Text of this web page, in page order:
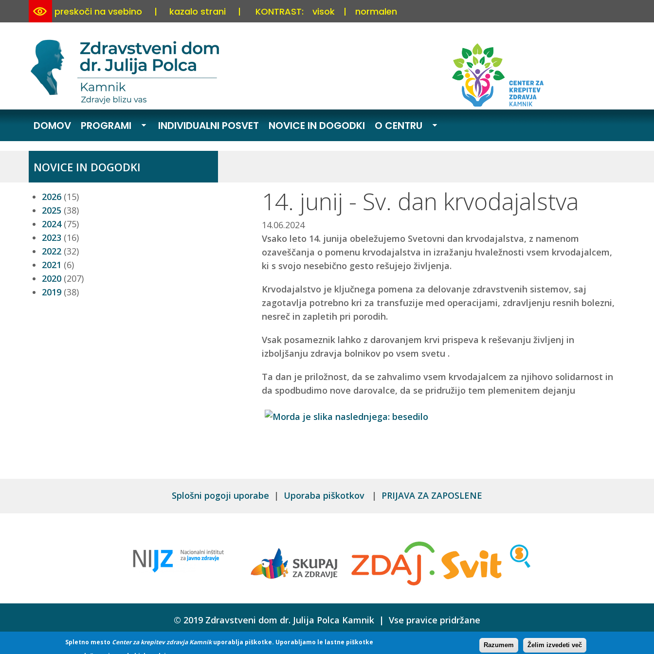
Spletno mesto Center za krepitev zdravja Kamnikuporablja piškotke. Uporabljamo le lastne piškotke
Razumem Želim izvedeti več
preskoči na vsebino | kazalo strani | KONTRAST: visok | normalen
DOMOV PROGRAMI INDIVIDUALNI POSVET NOVICE IN DOGODKI O CENTRU
NOVICE IN DOGODKI
2026 (15)
2025 (38)
2024(75)
2023 (16)
2022 (32)
2021 (6)
2020 (207)
2019 (38)
14. junij - Sv. dan krvodajalstva
14.06.2024
Vsako leto 14. junija obeležujemo Svetovni dan krvodajalstva, z namenom
ozaveščanja o pomenu krvodajalstva in izražanju hvaležnosti vsem krvodajalcem,
ki s svojo nesebično gesto rešujejo življenja.
Krvodajalstvo je ključnega pomena za delovanje zdravstvenih sistemov, saj
zagotavlja potrebno kri za transfuzije med operacijami, zdravljenju resnih bolezni,
nesreč in zapletih pri porodih.
Vsak posameznik lahko z darovanjem krvi prispeva k reševanju življenj in
izboljšanju zdravja bolnikov po vsem svetu .
Ta dan je priložnost, da se zahvalimo vsem krvodajalcem za njihovo solidarnost in
da spodbudimo nove darovalce, da se pridružijo tem plemenitem dejanju
Splošni pogoji uporabe | Uporaba piškotkov | PRIJAVA ZA ZAPOSLENE
© 2019 Zdravstveni dom dr. Julija Polca Kamnik | Vse pravice pridržane
Izdelava spletne strani: Preslica